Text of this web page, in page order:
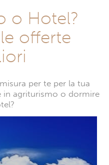
o Hotel?
offerte
per te per la tua
in agriturismo o dormire